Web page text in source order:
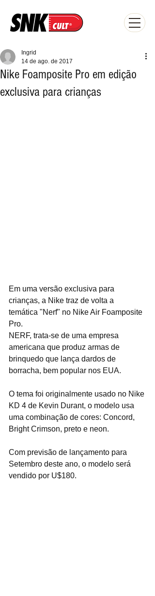
Nike Foamposite Pro em edição
exclusiva para crianças
Ingrid
14 de ago. de 2017
Em uma versão exclusiva para
crianças, a Nike traz de volta a
temática "Nerf" no Nike Air Foamposite
Pro.
NERF, trata-se de uma empresa
americana que produz armas de
brinquedo que lança dardos de
borracha, bem popular nos EUA.
O tema foi originalmente usado no Nike
KD 4 de Kevin Durant, o modelo usa
uma combinação de cores: Concord,
Bright Crimson, preto e neon.
Com previsão de lançamento para
Setembro deste ano, o modelo será
vendido por U$180.